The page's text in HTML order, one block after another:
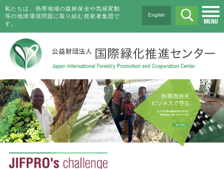
私たちは、熱帯地域の森林保全や気候変動
等の地球環境問題に取り組む技術者集団で
す。
English